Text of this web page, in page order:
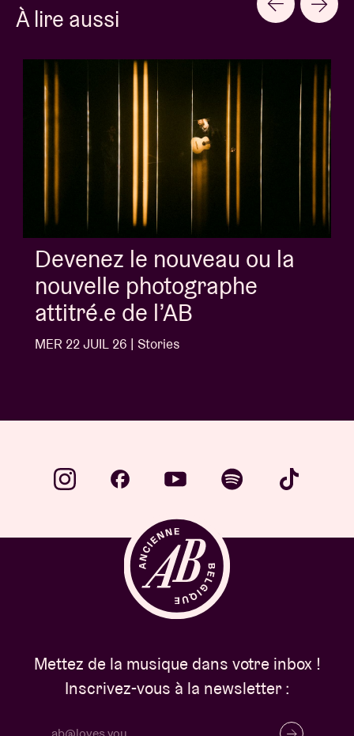
À lire aussi
Album of the week:
'Doctrine Of Love' - Jalen
Ngonda
MER 1 JUIL 26 | Stories
Mettez de la musique dans votre inbox !
Inscrivez-vous à la newsletter :